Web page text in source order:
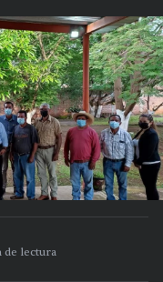
de lectura